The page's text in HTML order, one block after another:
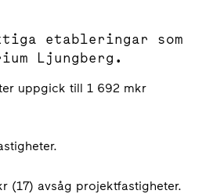
etableringar som
Ljungberg.
uppgick till 1 692 mkr
(17) avsåg projektfastigheter.